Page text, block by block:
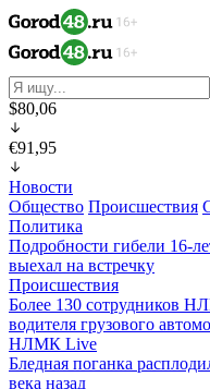
$80,06
€91,95
Новости
Общество Происшествия
Политика
Подробности гибели 16-
выехал на встречку
Происшествия
Более 130 сотрудников
водителя грузового
НЛМК Live
Бледная поганка
века назад